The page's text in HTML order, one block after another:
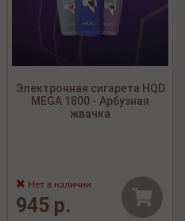
Электронная сигарета HQD
MEGA 1800 - Арбузная
жвачка
Нет в наличии
945 р.